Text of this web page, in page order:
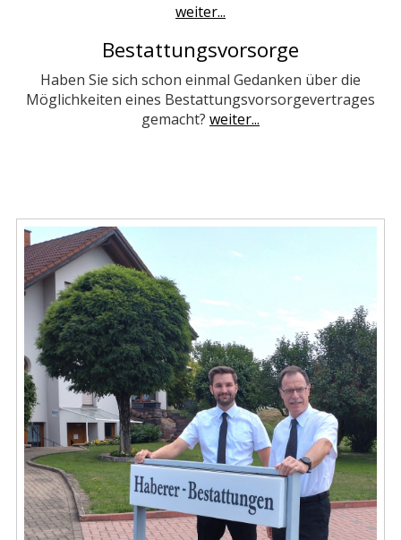
weiter...
Bestattungsvorsorge
Haben Sie sich schon einmal Gedanken über die
Möglichkeiten eines Bestattungsvorsorgevertrages
gemacht? weiter...